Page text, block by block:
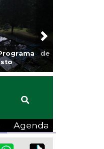
Coatzacoalcos
halterofilia con la
2026
Next
Agenda